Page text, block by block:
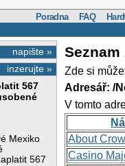
Poradna FAQ
napište »
inzerujte »
567
Mexiko
567
Seznam
Zde si
Adresář: /
V tomto
About
Casino